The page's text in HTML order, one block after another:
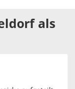
als